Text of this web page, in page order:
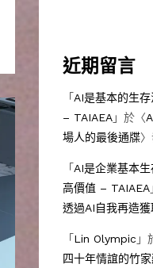
近期留言
「 AI是基本的生
– TAIAEA」於〈
場人的最後通牒
「 AI是企業基本
高價值 – TAIAEA
透過AI自我再造
「 Lin Olympic 」
四十年情誼的竹